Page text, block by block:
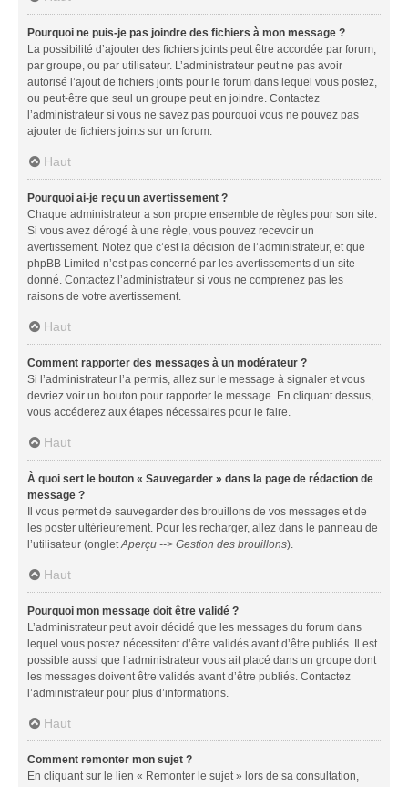
Pourquoi ne puis-je pas joindre des fichiers à mon message ?
La possibilité d’ajouter des fichiers joints peut être accordée par forum,
par groupe, ou par utilisateur. L’administrateur peut ne pas avoir
autorisé l’ajout de fichiers joints pour le forum dans lequel vous postez,
ou peut-être que seul un groupe peut en joindre. Contactez
l’administrateur si vous ne savez pas pourquoi vous ne pouvez pas
ajouter de fichiers joints sur un forum.
Haut
Pourquoi ai-je reçu un avertissement ?
Chaque administrateur a son propre ensemble de règles pour son site.
Si vous avez dérogé à une règle, vous pouvez recevoir un
avertissement. Notez que c’est la décision de l’administrateur, et que
phpBB Limited n’est pas concerné par les avertissements d’un site
donné. Contactez l’administrateur si vous ne comprenez pas les
raisons de votre avertissement.
Haut
Comment rapporter des messages à un modérateur ?
Si l’administrateur l’a permis, allez sur le message à signaler et vous
devriez voir un bouton pour rapporter le message. En cliquant dessus,
vous accéderez aux étapes nécessaires pour le faire.
Haut
À quoi sert le bouton « Sauvegarder » dans la page de rédaction de
message ?
Il vous permet de sauvegarder des brouillons de vos messages et de
les poster ultérieurement. Pour les recharger, allez dans le panneau de
l’utilisateur (ongletAperçu --> Gestion des brouillons).
Haut
Pourquoi mon message doit être validé ?
L’administrateur peut avoir décidé que les messages du forum dans
lequel vous postez nécessitent d’être validés avant d’être publiés. Il est
possible aussi que l’administrateur vous ait placé dans un groupe dont
les messages doivent être validés avant d’être publiés. Contactez
l’administrateur pour plus d’informations.
Haut
Comment remonter mon sujet ?
En cliquant sur le lien « Remonter le sujet » lors de sa consultation,